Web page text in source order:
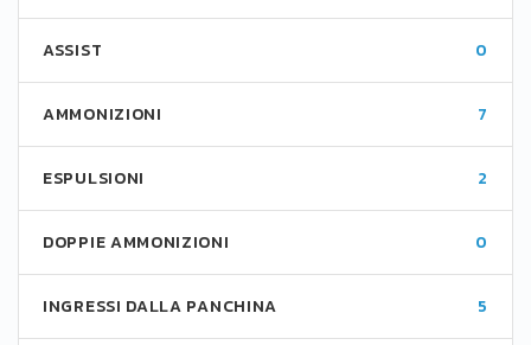
ASSIST 0
AMMONIZIONI 7
ESPULSIONI 2
DOPPIE AMMONIZIONI 0
INGRESSI DALLA PANCHINA 5